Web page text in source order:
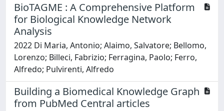
BioTAGME : A Comprehensive Platform
for Biological Knowledge Network
Analysis
2022 Di Maria, Antonio; Alaimo, Salvatore; Bellomo,
Lorenzo; Billeci, Fabrizio; Ferragina, Paolo; Ferro,
Alfredo; Pulvirenti, Alfredo
Building a Biomedical Knowledge Graph
from PubMed Central articles